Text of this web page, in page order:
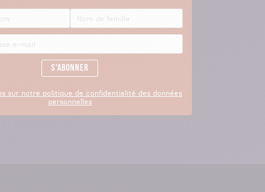
S'abonner
sur notre politique de confidentialité des données
personnelles